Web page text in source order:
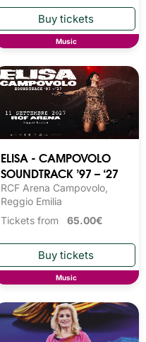
Music
ELISA - CAMPOVOLO
SOUNDTRACK ’97 – ‘27
RCF Arena Campovolo,
Reggio Emilia
Tickets from 65.00€
Music